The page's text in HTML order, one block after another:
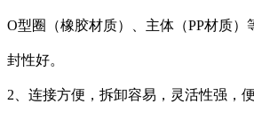
O型圈（橡胶材质）、主体（PP材质
封性好。
2、连接方便，拆卸容易，灵活性强，